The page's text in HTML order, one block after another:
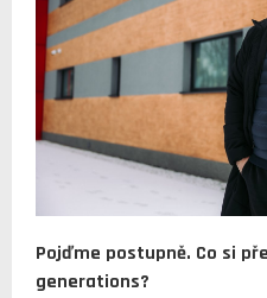
Pojďme postupně. Co si
generations?